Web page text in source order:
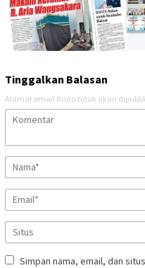
Tinggalkan Balasan
Alamat email Anda tidak akan
Simpan nama, email, dan